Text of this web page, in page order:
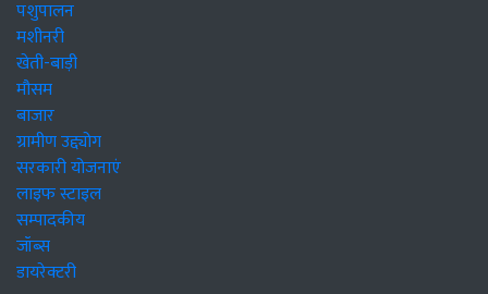
पशुपालन
मशीनरी
खेती-बाड़ी
मौसम
बाजार
ग्रामीण उद्द्योग
सरकारी योजनाएं
लाइफ स्टाइल
सम्पादकीय
जॉब्स
डायरेक्टरी